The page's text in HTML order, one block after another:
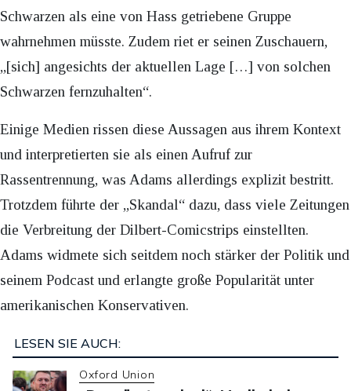
Schwarzen als eine von Hass getriebene Gruppe
wahrnehmen müsste. Zudem riet er seinen Zuschauern,
„[sich] angesichts der aktuellen Lage […] von solchen
Schwarzen fernzuhalten“.
Einige Medien rissen diese Aussagen aus ihrem Kontext
und interpretierten sie als einen Aufruf zur
Rassentrennung, was Adams allerdings explizit bestritt.
Trotzdem führte der „Skandal“ dazu, dass viele Zeitungen
die Verbreitung der Dilbert-Comicstrips einstellten.
Adams widmete sich seitdem noch stärker der Politik und
seinem Podcast und erlangte große Popularität unter
amerikanischen Konservativen.
LESEN SIE AUCH:
Oxford Union